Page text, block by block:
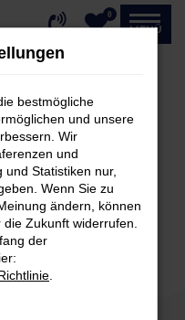
0
MENÜ
helfen können:
und deine
Beispiel deine
bestmögliche
und unsere
Wir
und
Statistiken nur,
Wenn Sie zu
ändern, können
Zukunft widerrufen.
der